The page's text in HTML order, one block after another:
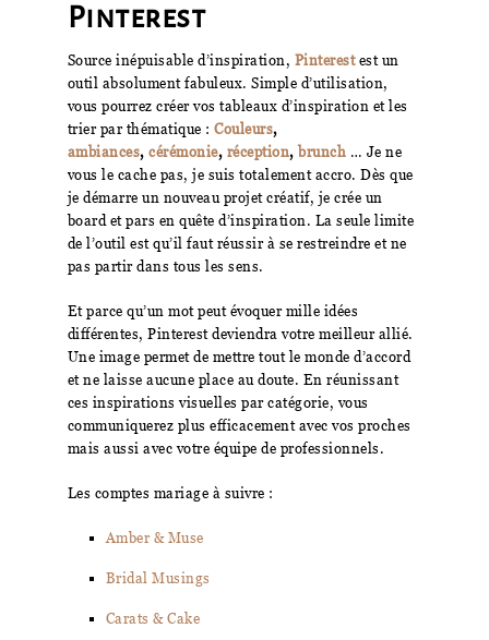
Pinterest
Source inépuisable d’inspiration, Pinterestest un
outil absolument fabuleux. Simple d’utilisation,
vous pourrez créer vos tableaux d’inspiration et les
trier par thématique : Couleurs,
ambiances, cérémonie, réception, brunch … Je ne
vous le cache pas, je suis totalement accro. Dès que
je démarre un nouveau projet créatif, je crée un
board et pars en quête d’inspiration. La seule limite
de l’outil est qu’il faut réussir à se restreindre et ne
pas partir dans tous les sens.
Et parce qu’un mot peut évoquer mille idées
différentes, Pinterest deviendra votre meilleur allié.
Une image permet de mettre tout le monde d’accord
et ne laisse aucune place au doute. En réunissant
ces inspirations visuelles par catégorie, vous
communiquerez plus efficacement avec vos proches
mais aussi avec votre équipe de professionnels.
Les comptes mariage à suivre :
Amber & Muse
Bridal Musings
Carats & Cake